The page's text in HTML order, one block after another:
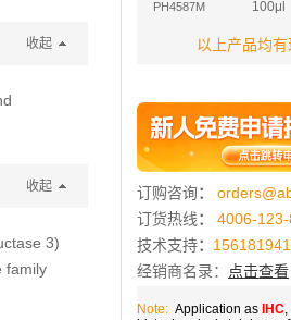
PH4587M 100μl
以上产品均
订购咨询：
订货热线：
4006-
技术支持：
经销商名录：
点击查看
Note: Application as IHC
收起
收起
3)
family